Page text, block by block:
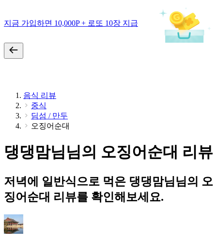
지금 가입하면 10,000P + 로또 10장 지급
음식 리뷰
중식
딤섬 / 만두
오징어순대
댕댕맘님님의 오징어순대 리뷰
저녁에 일반식으로 먹은 댕댕맘님님의 오
징어순대 리뷰를 확인해보세요.